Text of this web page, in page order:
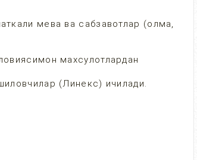
мева ва сабзавотлар (олма,
махсулотлардан
(Линекс) ичилади.